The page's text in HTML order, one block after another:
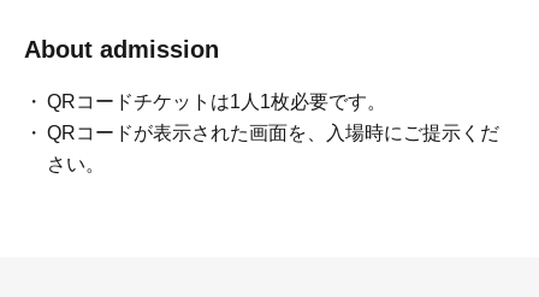
About admission
QRコードチケットは1人1枚必要です。
QRコードが表示された画面を、入場時にご提示くだ
さい。